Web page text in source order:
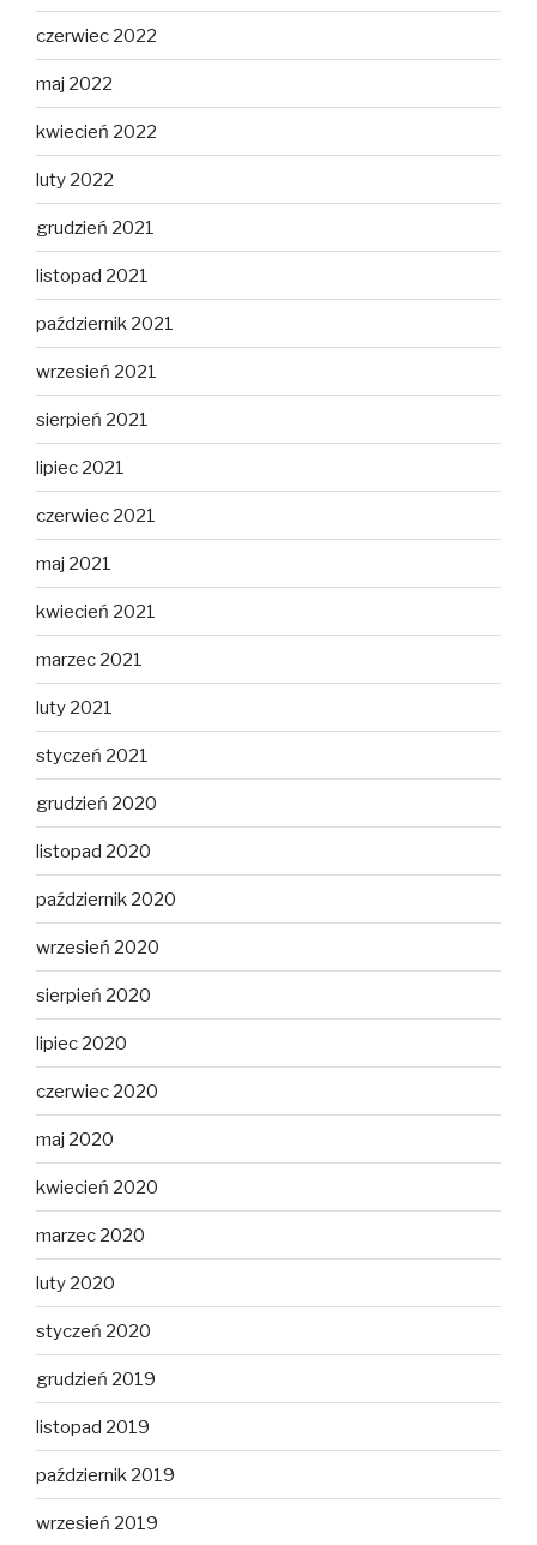
czerwiec 2022
maj 2022
kwiecień 2022
luty 2022
grudzień 2021
listopad 2021
październik 2021
wrzesień 2021
sierpień 2021
lipiec 2021
czerwiec 2021
maj 2021
kwiecień 2021
marzec 2021
luty 2021
styczeń 2021
grudzień 2020
listopad 2020
październik 2020
wrzesień 2020
sierpień 2020
lipiec 2020
czerwiec 2020
maj 2020
kwiecień 2020
marzec 2020
luty 2020
styczeń 2020
grudzień 2019
listopad 2019
październik 2019
wrzesień 2019